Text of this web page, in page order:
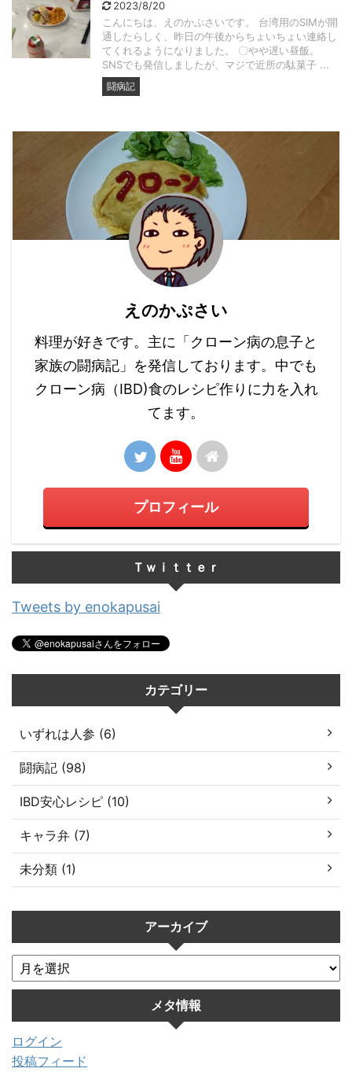
2023/8/20
こんにちは、えのかぷさいです。 台湾用のSIMが開
通したらしく、昨日の午後からちょいちょい連絡し
てくれるようになりました。 〇やや遅い昼飯。
SNSでも発信しましたが、マジで近所の駄菓子 ...
闘病記
えのかぷさい
料理が好きです。主に「クローン病の息子と
家族の闘病記」を発信しております。中でも
クローン病（IBD)食のレシピ作りに力を入れ
てます。
プロフィール
Ｔｗｉｔｔｅｒ
Tweets by enokapusai
カテゴリー
いずれは人参 (6)
闘病記 (98)
IBD安心レシピ (10)
キャラ弁 (7)
未分類 (1)
アーカイブ
メタ情報
ログイン
投稿フィード